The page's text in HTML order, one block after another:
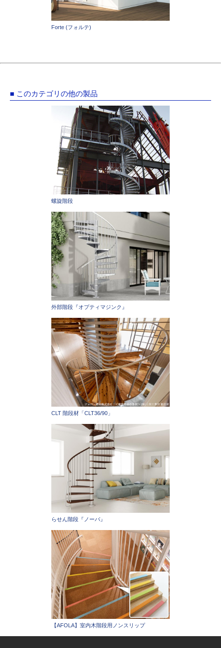
Forte (フォルテ)
■ このカテゴリの他の製品
螺旋階段
外部階段『オプティマジンク』
CLT 階段材「CLT36/90」
らせん階段『ノーバ』
【AFOLA】室内木階段用ノンスリップ